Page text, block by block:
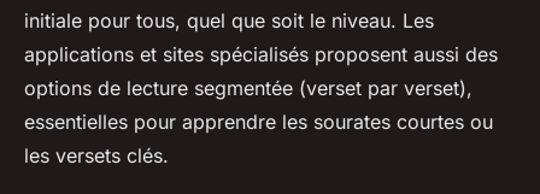
initiale pour tous, quel que soit le niveau. Les
applications et sites spécialisés proposent aussi des
options de lecture segmentée (verset par verset),
essentielles pour apprendre les sourates courtes ou
les versets clés.